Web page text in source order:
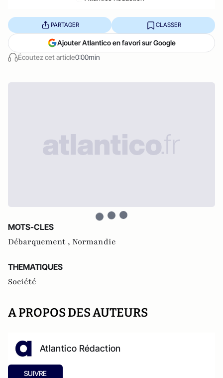
Écoutez cet article0:00min
PARTAGER CLASSER
Ajouter Atlantico en favori sur Google
MOTS-CLES
Débarquement , Normandie
THEMATIQUES
Société
A PROPOS DES AUTEURS
Atlantico Rédaction
SUIVRE